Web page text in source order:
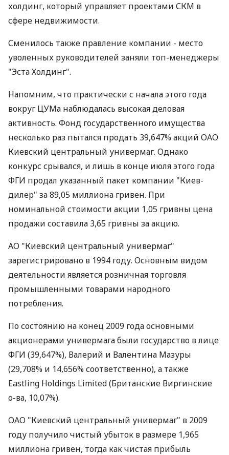
холдинг, который управляет проектами СКМ в
сфере недвижимости.
Сменилось также правление компании - место
уволенных руководителей заняли топ-менеджеры
"Эста Холдинг".
Напомним, что практически с начала этого года
вокруг ЦУМа наблюдалась высокая деловая
активность. Фонд государственного имущества
несколько раз пытался продать 39,647% акций ОАО
Киевский центральный универмаг. Однако
конкурс срывался, и лишь в конце июля этого года
ФГИ продал указанный пакет компании "Киев-
дилер" за 89,05 миллиона гривен. При
номинальной стоимости акции 1,05 гривны цена
продажи составила 3,65 гривны за акцию.
АО "Киевский центральный универмаг"
зарегистрировано в 1994 году. Основным видом
деятельности является розничная торговля
промышленными товарами народного
потребления.
По состоянию на конец 2009 года основными
акционерами универмага были государство в лице
ФГИ (39,647%), Валерий и Валентина Мазуры
(29,708% и 14,656% соответственно), а также
Eastling Holdings Limited (Британские Виргинские
о-ва, 10,07%).
ОАО "Киевский центральный универмаг" в 2009
году получило чистый убыток в размере 1,965
миллиона гривен, тогда как чистая прибыль